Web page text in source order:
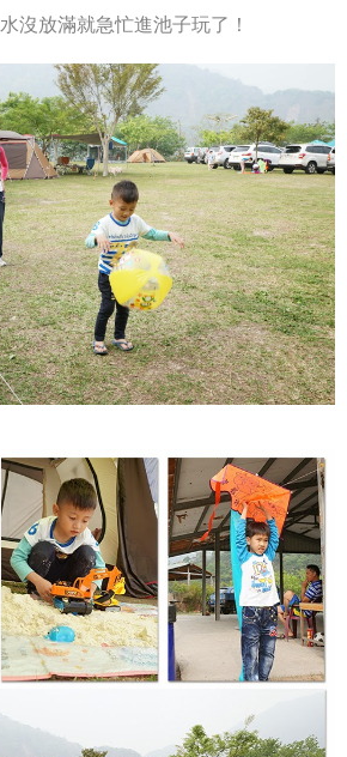
水沒放滿就急忙進池子玩了！